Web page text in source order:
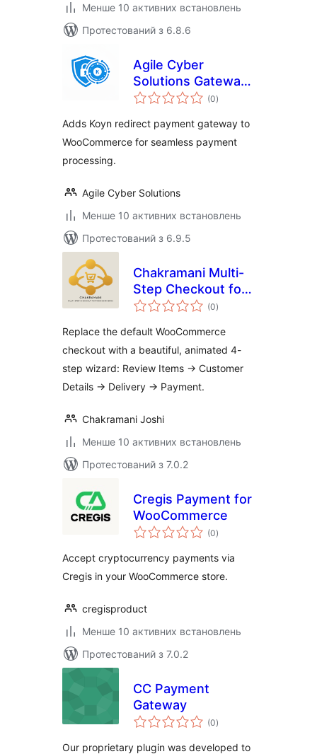
Менше 10 активних встановлень
Протестований з 6.8.6
Agile Cyber
Solutions Gateway
with Koyn for
(0загальний
рейтинг
)
Adds Koyn redirect payment gateway to
WooCommerce for seamless payment
processing.
Agile Cyber Solutions
Менше 10 активних встановлень
Протестований з 6.9.5
Chakramani Multi-
Step Checkout for
WooCommerce
(0загальний
рейтинг
)
Replace the default WooCommerce
checkout with a beautiful, animated 4-
step wizard: Review Items → Customer
Details → Delivery → Payment.
Chakramani Joshi
Менше 10 активних встановлень
Протестований з 7.0.2
Cregis Payment for
WooCommerce
(0загальний
рейтинг
)
Accept cryptocurrency payments via
Cregis in your WooCommerce store.
cregisproduct
Менше 10 активних встановлень
Протестований з 7.0.2
CC Payment
Gateway
(0загальний
рейтинг
)
Our proprietary plugin was developed to